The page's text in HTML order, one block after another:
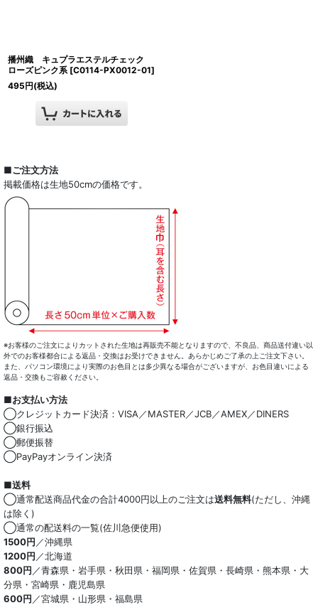
播州織 キュプラエステルチェック
ローズピンク系 [C0114-PX0012-01]
495円(税込)
■ご注文方法
掲載価格は生地50cmの価格です。
※お客様のご注文によりカットされた生地は再販売不能となりますので、不良品、商品送付違い以
外でのお客様都合による返品・交換はお受けできません。あらかじめご了承の上ご注文下さい。
また、パソコン環境により実際のお色目とは多少異なる場合がございますが、お色目違いによる
返品・交換もご容赦ください。
■お支払い方法
◯クレジットカード決済：VISA／MASTER／JCB／AMEX／DINERS
◯銀行振込
◯郵便振替
◯PayPayオンライン決済
■送料
◯通常配送商品代金の合計4000円以上のご注文は送料無料(ただし、沖縄
は除く)
◯通常の配送料の一覧(佐川急便使用)
1500円 ／沖縄県
1200円 ／北海道
800円 ／青森県・岩手県・秋田県・福岡県・佐賀県・長崎県・熊本県・大
分県・宮崎県・鹿児島県
600円 ／宮城県・山形県・福島県